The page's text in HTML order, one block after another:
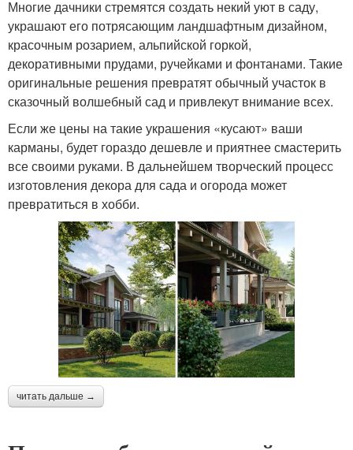
Многие дачники стремятся создать некий уют в саду,
украшают его потрясающим ландшафтным дизайном,
красочным розарием, альпийской горкой,
декоративными прудами, ручейками и фонтанами. Такие
оригинальные решения превратят обычный участок в
сказочный волшебный сад и привлекут внимание всех.
Если же цены на такие украшения «кусают» ваши
карманы, будет гораздо дешевле и приятнее смастерить
все своими руками. В дальнейшем творческий процесс
изготовления декора для сада и огорода может
превратиться в хобби.
читать дальше →